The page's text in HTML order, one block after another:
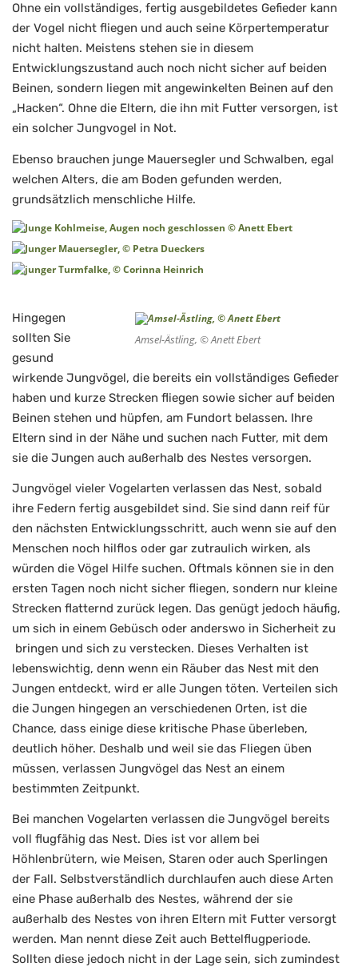
Ohne ein vollständiges, fertig ausgebildetes Gefieder kann
der Vogel nicht fliegen und auch seine Körpertemperatur
nicht halten. Meistens stehen sie in diesem
Entwicklungszustand auch noch nicht sicher auf beiden
Beinen, sondern liegen mit angewinkelten Beinen auf den
„Hacken“. Ohne die Eltern, die ihn mit Futter versorgen, ist
ein solcher Jungvogel in Not.
Ebenso brauchen junge Mauersegler und Schwalben, egal
welchen Alters, die am Boden gefunden werden,
grundsätzlich menschliche Hilfe.
Amsel-Ästling, © Anett Ebert
Hingegen
sollten Sie
gesund
wirkende Jungvögel, die bereits ein vollständiges Gefieder
haben und kurze Strecken fliegen sowie sicher auf beiden
Beinen stehen und hüpfen, am Fundort belassen. Ihre
Eltern sind in der Nähe und suchen nach Futter, mit dem
sie die Jungen auch außerhalb des Nestes versorgen.
Jungvögel vieler Vogelarten verlassen das Nest, sobald
ihre Federn fertig ausgebildet sind. Sie sind dann reif für
den nächsten Entwicklungsschritt, auch wenn sie auf den
Menschen noch hilflos oder gar zutraulich wirken, als
würden die Vögel Hilfe suchen. Oftmals können sie in den
ersten Tagen noch nicht sicher fliegen, sondern nur kleine
Strecken flatternd zurück legen. Das genügt jedoch häufig,
um sich in einem Gebüsch oder anderswo in Sicherheit zu
bringen und sich zu verstecken. Dieses Verhalten ist
lebenswichtig, denn wenn ein Räuber das Nest mit den
Jungen entdeckt, wird er alle Jungen töten. Verteilen sich
die Jungen hingegen an verschiedenen Orten, ist die
Chance, dass einige diese kritische Phase überleben,
deutlich höher. Deshalb und weil sie das Fliegen üben
müssen, verlassen Jungvögel das Nest an einem
bestimmten Zeitpunkt.
Bei manchen Vogelarten verlassen die Jungvögel bereits
voll flugfähig das Nest. Dies ist vor allem bei
Höhlenbrütern, wie Meisen, Staren oder auch Sperlingen
der Fall. Selbstverständlich durchlaufen auch diese Arten
eine Phase außerhalb des Nestes, während der sie
außerhalb des Nestes von ihren Eltern mit Futter versorgt
werden. Man nennt diese Zeit auch Bettelflugperiode.
Sollten diese jedoch nicht in der Lage sein, sich zumindest